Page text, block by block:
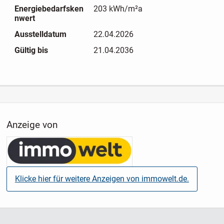
Energiebedarfsken
nwert
203 kWh/m²a
Ausstelldatum
22.04.2026
Gültig bis
21.04.2036
Anzeige von
Klicke hier für weitere Anzeigen von immowelt.de.